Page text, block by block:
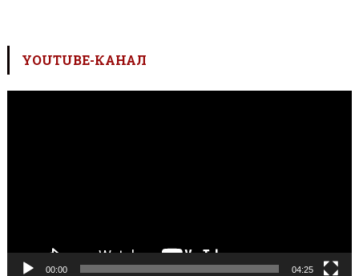
YOUTUBE-КАНАЛ
00:00 04:25